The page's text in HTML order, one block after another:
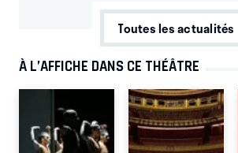
Toutes les actualités
À L’AFFICHE DANS CE THÉÂTRE